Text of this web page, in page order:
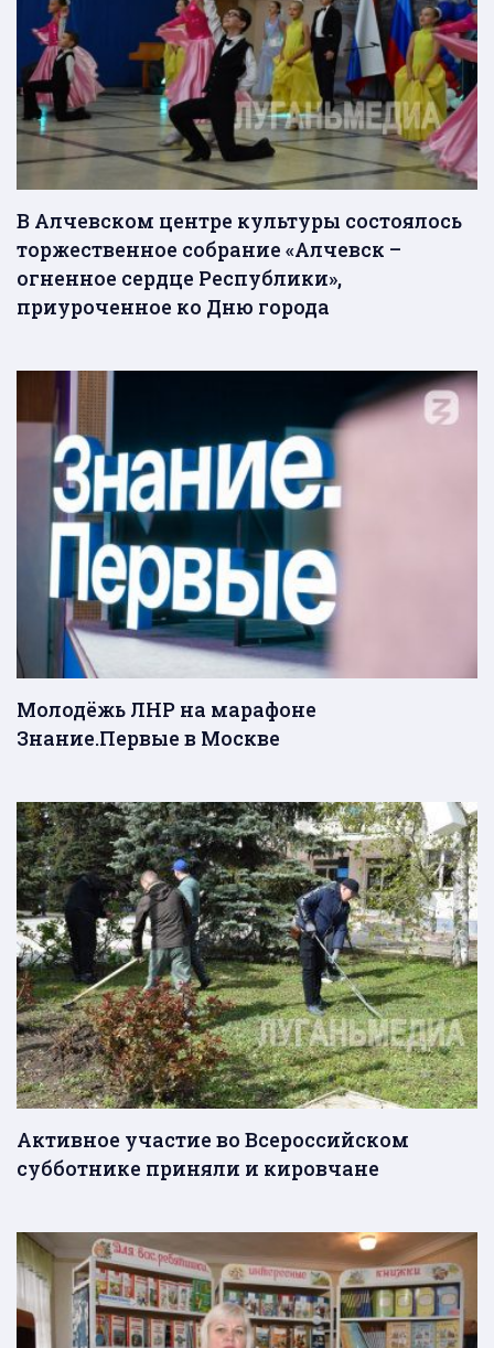
В Алчевском центре культуры состоялось
торжественное собрание «Алчевск –
огненное сердце Республики»,
приуроченное ко Дню города
Молодёжь ЛНР на марафоне
Знание.Первые в Москве
Активное участие во Всероссийском
субботнике приняли и кировчане